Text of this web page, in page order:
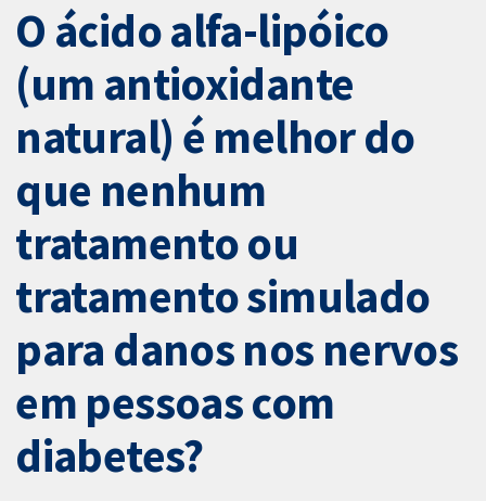
O ácido alfa-lipóico
(um antioxidante
natural) é melhor do
que nenhum
tratamento ou
tratamento simulado
para danos nos nervos
em pessoas com
diabetes?